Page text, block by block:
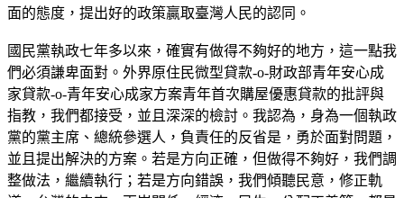
面的態度，提出好的政策贏取臺灣人民的認同。
國民黨執政七年多以來，確實有做得不夠好的地方，這一點我
們必須謙卑面對。外界原住民微型貸款-o-財政部青年安心成
家貸款-o-青年安心成家方案青年首次購屋優惠貸款的批評與
指教，我們都接受，並且深深的檢討。我認為，身為一個執政
黨的黨主席、總統參選人，負責任的反省是，勇於面對問題，
並且提出解決的方案。若是方向正確，但做得不夠好，我們調
整做法，繼續執行；若是方向錯誤，我們傾聽民意，修正軌